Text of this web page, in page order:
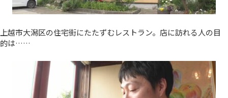
上越市大潟区の住宅街にたたずむレストラン。店に訪れる人の目
的は……